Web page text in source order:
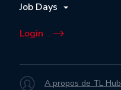
Job Days
Login
A propos de TL Hub